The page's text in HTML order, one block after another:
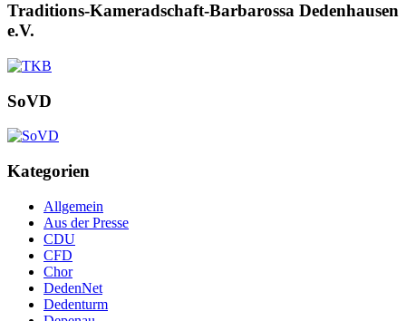
Traditions-Kameradschaft-Barbarossa Dedenhausen
e.V.
SoVD
Kategorien
Allgemein
Aus der Presse
CDU
CFD
Chor
DedenNet
Dedenturm